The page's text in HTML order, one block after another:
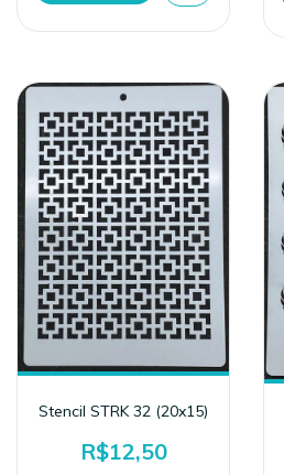
Stencil STRK 32 (20x15)
R$12,50